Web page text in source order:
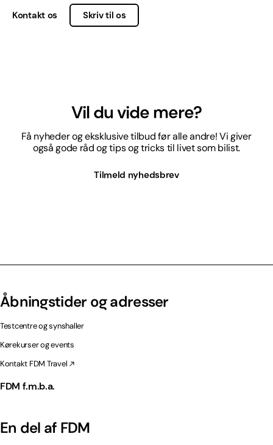
Kontakt os Skriv til os
Vil du vide mere?
Få nyheder og eksklusive tilbud før alle andre! Vi giver
også gode råd og tips og tricks til livet som bilist.
Tilmeld nyhedsbrev
Åbningstider og adresser
Testcentre og synshaller
Kørekurser og events
Kontakt FDM Travel
FDM f.m.b.a.
En del af FDM